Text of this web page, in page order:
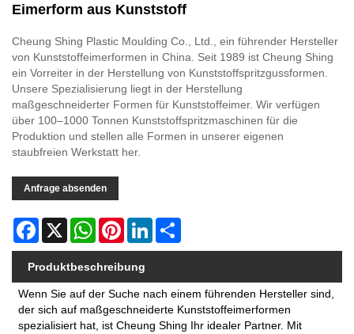
Eimerform aus Kunststoff
Cheung Shing Plastic Moulding Co., Ltd., ein führender Hersteller
von Kunststoffeimerformen in China. Seit 1989 ist Cheung Shing
ein Vorreiter in der Herstellung von Kunststoffspritzgussformen.
Unsere Spezialisierung liegt in der Herstellung
maßgeschneiderter Formen für Kunststoffeimer. Wir verfügen
über 100–1000 Tonnen Kunststoffspritzmaschinen für die
Produktion und stellen alle Formen in unserer eigenen
staubfreien Werkstatt her.
Anfrage absenden
Facebook
X WhatsAppPinterestLinkedIn
Produktbeschreibung
Wenn Sie auf der Suche nach einem führenden Hersteller sind,
der sich auf maßgeschneiderte Kunststoffeimerformen
spezialisiert hat, ist Cheung Shing Ihr idealer Partner. Mit